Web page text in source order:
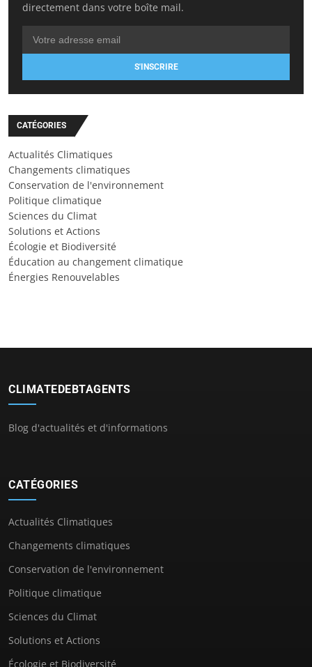
directement dans votre boîte mail.
S'INSCRIRE
CATÉGORIES
Actualités Climatiques
Changements climatiques
Conservation de l'environnement
Politique climatique
Sciences du Climat
Solutions et Actions
Écologie et Biodiversité
Éducation au changement climatique
Énergies Renouvelables
CLIMATEDEBTAGENTS
Blog d'actualités et d'informations
CATÉGORIES
Actualités Climatiques
Changements climatiques
Conservation de l'environnement
Politique climatique
Sciences du Climat
Solutions et Actions
Écologie et Biodiversité